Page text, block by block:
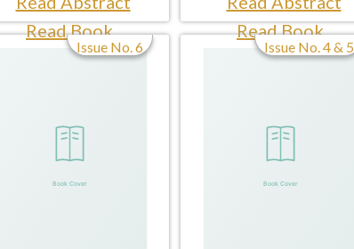
Read Book
Read Book
Issue No. 6 Issue No. 4 & 5